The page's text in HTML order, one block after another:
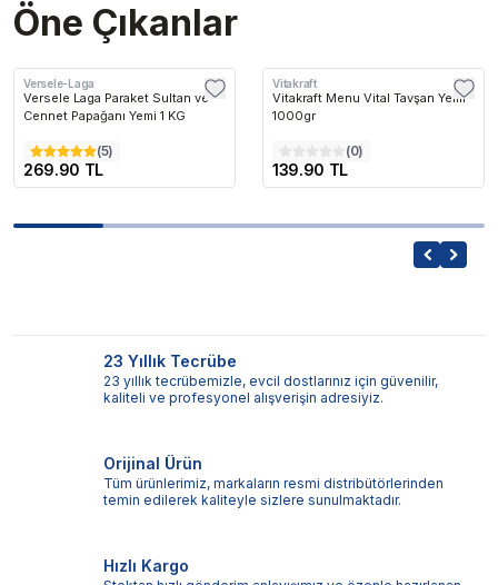
Öne Çıkanlar
Versele-Laga
Versele Laga Paraket Sultan ve
Cennet Papağanı Yemi 1 KG
(5)
269.90 TL
Vitakraft
Vitakraft Menu Vital Tavşan Yemi
1000gr
(0)
139.90 TL
23 Yıllık Tecrübe
23 yıllık tecrübemizle, evcil dostlarınız için güvenilir,
kaliteli ve profesyonel alışverişin adresiyiz.
Orijinal Ürün
Tüm ürünlerimiz, markaların resmi distribütörlerinden
temin edilerek kaliteyle sizlere sunulmaktadır.
Hızlı Kargo